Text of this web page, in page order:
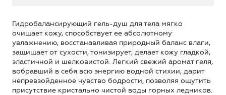
Гидробалансирующий гель-душ для тела мягко
очищает кожу, способствует ее абсолютному
увлажнению, восстанавливая природный баланс влаги,
защищает от сухости, тонизирует, делает кожу гладкой,
эластичной и шелковистой. Легкий свежий аромат геля,
вобравший в себя всю энергию водной стихии, дарит
непревзойденное чувство бодрости, позволяя ощутить
присутствие кристально чистой воды горных ледников.